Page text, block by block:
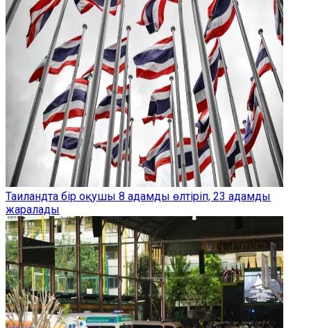
Таиландта бір оқушы 8 адамды өлтіріп, 23 адамды
жаралады